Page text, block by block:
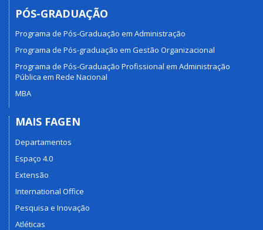
PÓS-GRADUAÇÃO
Programa de Pós-Graduação em Administração
Programa de Pós-graduação em Gestão Organizacional
Programa de Pós-Graduação Profissional em Administração
Pública em Rede Nacional
MBA
MAIS FAGEN
Departamentos
Espaço 4.0
Extensão
International Office
Pesquisa e Inovação
Atléticas